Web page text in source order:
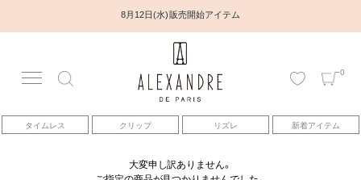
8月12日(水) 販売開始アイテム
0
タイムレス クリップ リズレ 新着アイテム
アカウント
アイテム
大変申し訳ありません。